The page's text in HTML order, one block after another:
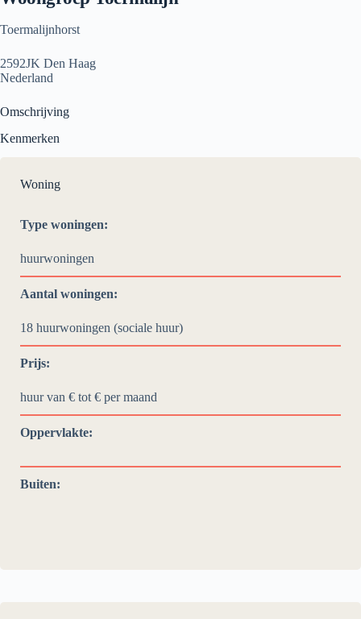
Toermalijnhorst
2592JK Den Haag
Nederland
Omschrijving
Kenmerken
Woning
Type woningen:
huurwoningen
Aantal woningen:
18 huurwoningen (sociale huur)
Prijs:
huur van € tot € per maand
Oppervlakte:
Buiten: